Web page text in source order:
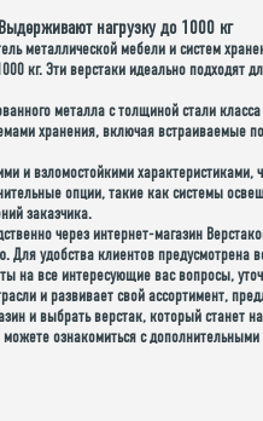
нагрузку до 1000 кг
металлической мебели и систем
кг. Эти верстаки идеально
металла с толщиной стали
хранения, включая встраиваемые
и взломостойкими
опции, такие как системы
заказчика.
через интернет-магазин
Для удобства клиентов
на все интересующие вас вопросы,
и развивает свой ассортимент,
и выбрать верстак, который станет
ознакомиться с